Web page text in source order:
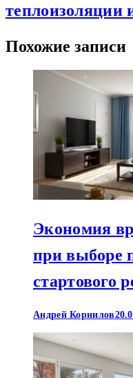
теплоизоляции
Похожие записи
Экономия
при выборе
стартового
Андрей Корнилов